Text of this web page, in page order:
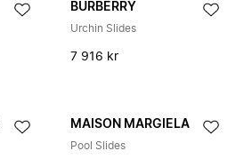
BURBERRY
Urchin Slides
7 916 kr
MAISON MARGIELA
Pool Slides